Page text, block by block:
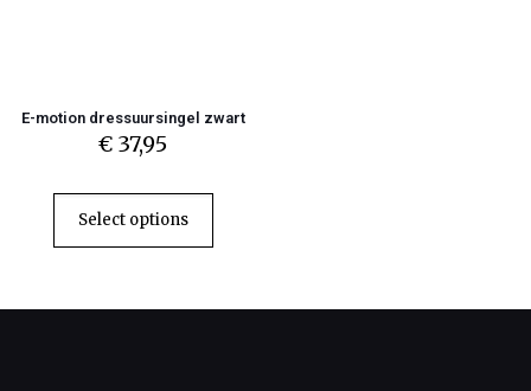
E-motion dressuursingel zwart
€ 37,95
Select options